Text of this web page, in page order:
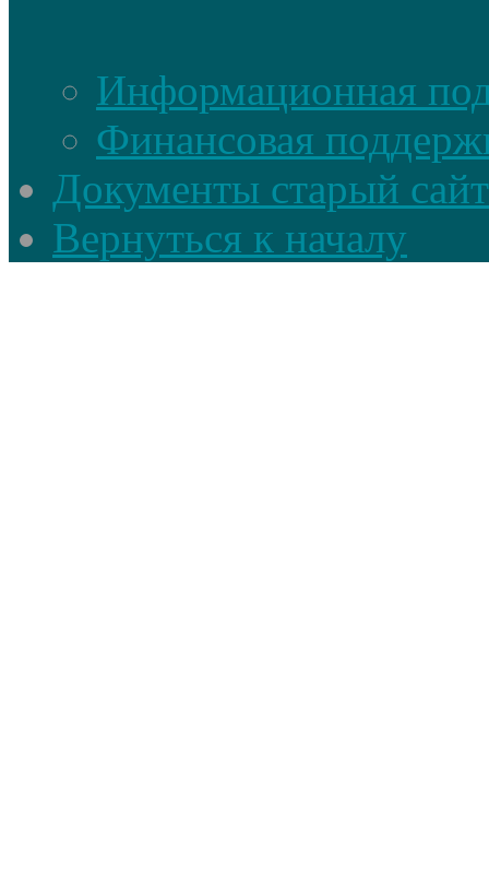
Информационная
Финансовая
Документы старый сайт
Вернуться к началу